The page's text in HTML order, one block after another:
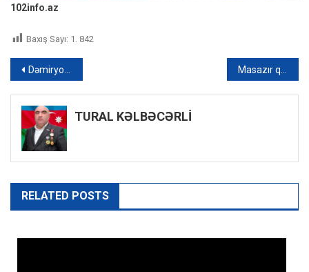
102info.az
Baxış Sayı: 1. 842
Yazı
naviqasiyası
Dəmiryolu polisi 2 nəfərdən narkotik vasitə aşkarlayıb
TURAL KƏLBƏCƏRLİ
RELATED POSTS